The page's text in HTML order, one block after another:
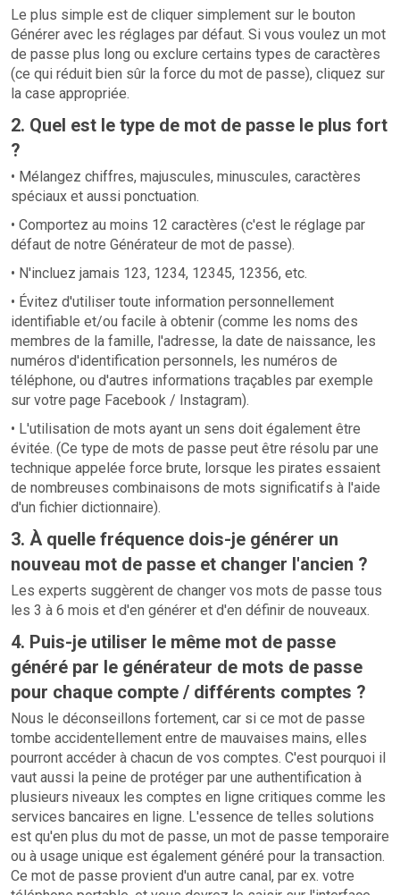
Le plus simple est de cliquer simplement sur le bouton
Générer avec les réglages par défaut. Si vous voulez un mot
de passe plus long ou exclure certains types de caractères
(ce qui réduit bien sûr la force du mot de passe), cliquez sur
la case appropriée.
2. Quel est le type de mot de passe le plus fort
?
• Mélangez chiffres, majuscules, minuscules, caractères
spéciaux et aussi ponctuation.
• Comportez au moins 12 caractères (c'est le réglage par
défaut de notre Générateur de mot de passe).
• N'incluez jamais 123, 1234, 12345, 12356, etc.
• Évitez d'utiliser toute information personnellement
identifiable et/ou facile à obtenir (comme les noms des
membres de la famille, l'adresse, la date de naissance, les
numéros d'identification personnels, les numéros de
téléphone, ou d'autres informations traçables par exemple
sur votre page Facebook / Instagram).
• L'utilisation de mots ayant un sens doit également être
évitée. (Ce type de mots de passe peut être résolu par une
technique appelée force brute, lorsque les pirates essaient
de nombreuses combinaisons de mots significatifs à l'aide
d'un fichier dictionnaire).
3. À quelle fréquence dois-je générer un
nouveau mot de passe et changer l'ancien ?
Les experts suggèrent de changer vos mots de passe tous
les 3 à 6 mois et d'en générer et d'en définir de nouveaux.
4. Puis-je utiliser le même mot de passe
généré par le générateur de mots de passe
pour chaque compte / différents comptes ?
Nous le déconseillons fortement, car si ce mot de passe
tombe accidentellement entre de mauvaises mains, elles
pourront accéder à chacun de vos comptes. C'est pourquoi il
vaut aussi la peine de protéger par une authentification à
plusieurs niveaux les comptes en ligne critiques comme les
services bancaires en ligne. L'essence de telles solutions
est qu'en plus du mot de passe, un mot de passe temporaire
ou à usage unique est également généré pour la transaction.
Ce mot de passe provient d'un autre canal, par ex. votre